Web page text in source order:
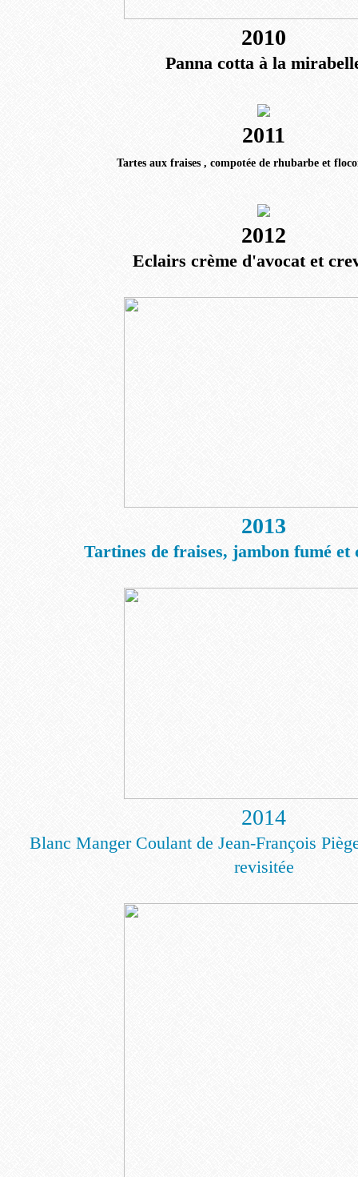
2010
Panna cotta à la
2011
Tartes aux fraises , compotée de rhubarbe et
2012
Eclairs crème d'avocat et
2013
Tartines de fraises, jambon fumé et
2014
Blanc Manger Coulant de Jean-François
revisitée